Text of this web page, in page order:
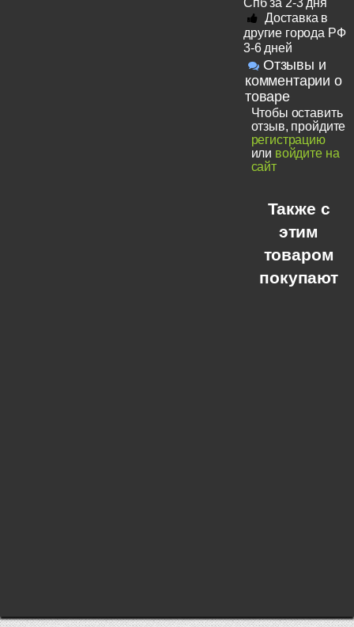
Доставка в
другие города РФ
3-6 дней
Отзывы и
комментарии о
товаре
Чтобы оставить
отзыв, пройдите
регистрацию
или войдите на
сайт
Также с
этим
товаром
покупают